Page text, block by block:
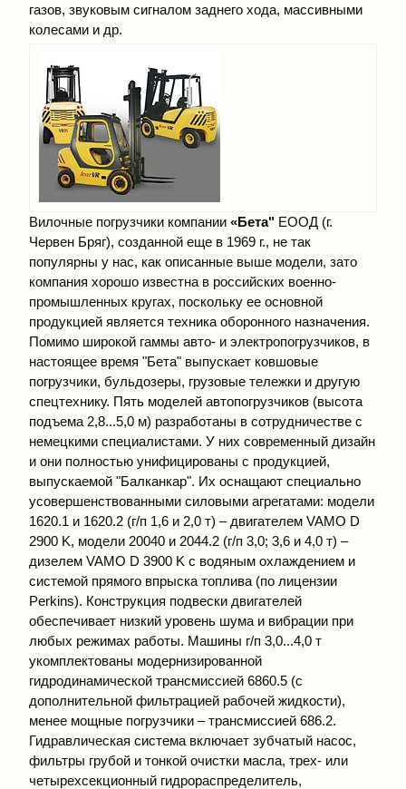
газов, звуковым сигналом заднего хода, массивными
колесами и др.
Вилочные погрузчики компании «Бета" ЕООД (г.
Червен Бряг), созданной еще в 1969 г., не так
популярны у нас, как описанные выше модели, зато
компания хорошо известна в российских военно-
промышленных кругах, поскольку ее основной
продукцией является техника оборонного назначения.
Помимо широкой гаммы авто- и электропогрузчиков, в
настоящее время "Бета" выпускает ковшовые
погрузчики, бульдозеры, грузовые тележки и другую
спецтехнику. Пять моделей автопогрузчиков (высота
подъема 2,8...5,0 м) разработаны в сотрудничестве с
немецкими специалистами. У них современный дизайн
и они полностью унифицированы с продукцией,
выпускаемой "Балканкар". Их оснащают специально
усовершенствованными силовыми агрегатами: модели
1620.1 и 1620.2 (г/п 1,6 и 2,0 т) – двигателем VAMO D
2900 K, модели 20040 и 2044.2 (г/п 3,0; 3,6 и 4,0 т) –
дизелем VAMO D 3900 K с водяным охлаждением и
системой прямого впрыска топлива (по лицензии
Perkins). Конструкция подвески двигателей
обеспечивает низкий уровень шума и вибрации при
любых режимах работы. Машины г/п 3,0...4,0 т
укомплектованы модернизированной
гидродинамической трансмиссией 6860.5 (с
дополнительной фильтрацией рабочей жидкости),
менее мощные погрузчики – трансмиссией 686.2.
Гидравлическая система включает зубчатый насос,
фильтры грубой и тонкой очистки масла, трех- или
четырехсекционный гидрораспределитель,